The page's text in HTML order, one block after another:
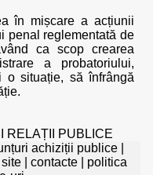
în mișcare a acțiunii
penal reglementată de
ca scop crearea
a probatoriului,
o situație, să înfrângă
RELAȚII PUBLICE
achiziții publice
site contacte
politica